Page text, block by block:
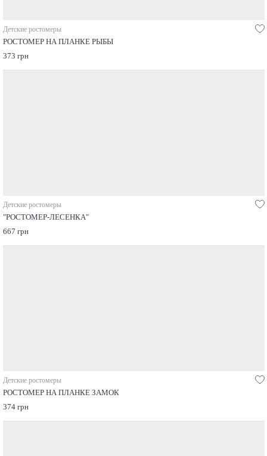
Детские ростомеры
РОСТОМЕР НА ПЛАНКЕ РЫБЫ
373 грн
Детские ростомеры
"РОСТОМЕР-ЛЕСЕНКА"
667 грн
Детские ростомеры
РОСТОМЕР НА ПЛАНКЕ ЗАМОК
374 грн